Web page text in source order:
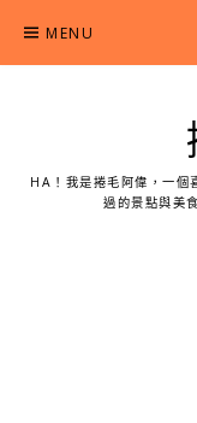
content
MENU
HA！我是捲毛阿偉，一個
過的景點與美